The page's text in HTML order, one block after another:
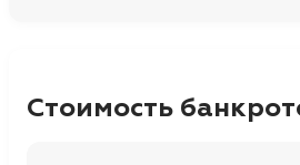
Стоимость